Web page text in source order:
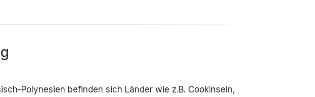
Polynesien befinden sich Länder wie z.B. Cookinseln,